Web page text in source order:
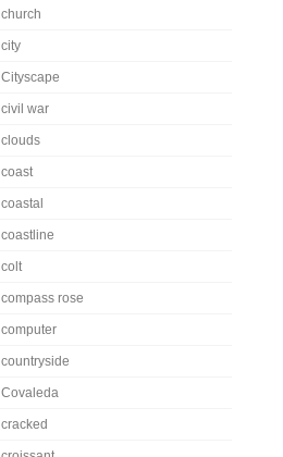
church
city
Cityscape
civil war
clouds
coast
coastal
coastline
colt
compass rose
computer
countryside
Covaleda
cracked